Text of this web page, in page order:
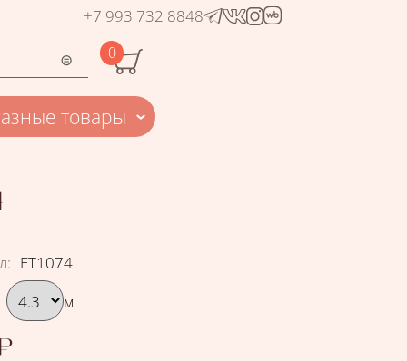
+7 993 732 8848
0
товары
: ЕТ1074
вариант
м